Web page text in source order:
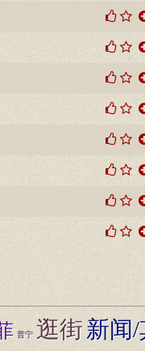
普宁 逛街新闻/